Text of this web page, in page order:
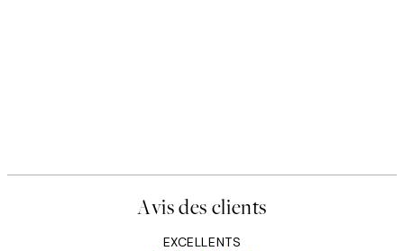
Avis des clients
EXCELLENTS